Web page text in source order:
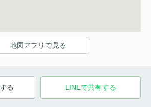
地図アプリで見る
る LINEで共有する